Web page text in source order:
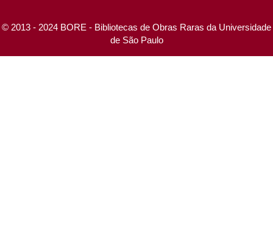
© 2013 - 2024 BORE - Bibliotecas de Obras Raras da Universidade
de São Paulo